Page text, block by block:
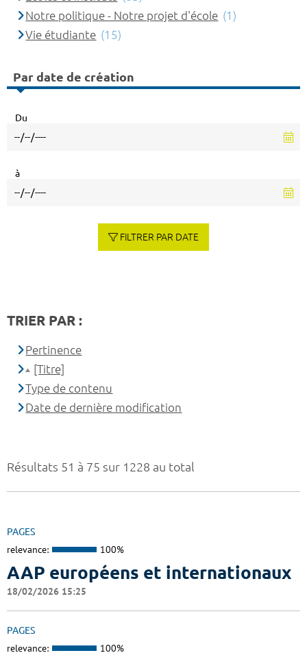
Résultats 51 à 75 sur 1228 au total
PAGES
relevance: 100%
AAP européens et internationaux
18/02/2026 15:25
PAGES
relevance: 100%
Notre politique - Notre projet d'école (1)
Vie étudiante (15)
Par date de création
Du
à
FILTRER PAR DATE
TRIER PAR :
Pertinence
[Titre]
Type de contenu
Date de dernière modification